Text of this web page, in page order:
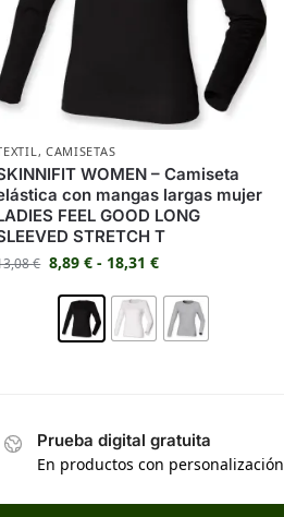
, CAMISETAS
WOMEN – Camiseta
con mangas largas mujer
FEEL GOOD LONG
STRETCH T
€ 8,89€ - 18,31€
Prueba digital gratuita
En productos con personalización